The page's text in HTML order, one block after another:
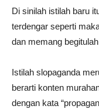
Di sinilah istilah baru
terdengar seperti
dan memang
Istilah slopaganda
berarti konten
dengan kata